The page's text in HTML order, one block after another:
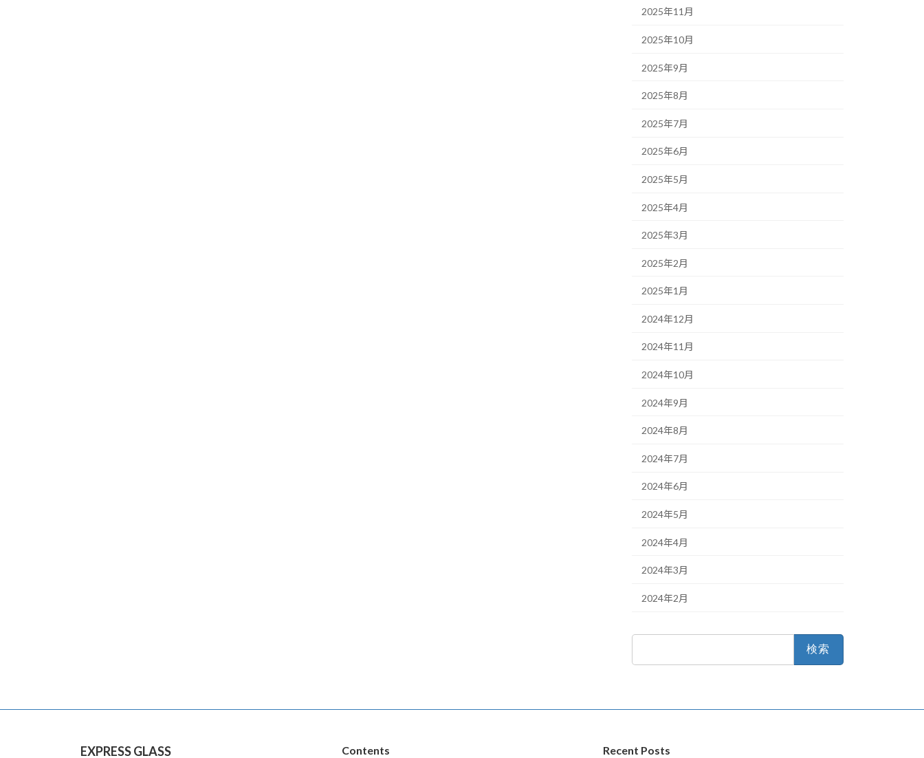
2025年11月
2025年10月
2025年9月
2025年8月
2025年7月
2025年6月
2025年5月
2025年4月
2025年3月
2025年2月
2025年1月
2024年12月
2024年11月
2024年10月
2024年9月
2024年8月
2024年7月
2024年6月
2024年5月
2024年4月
2024年3月
2024年2月
EXPRESS GLASS Contents Recent Posts